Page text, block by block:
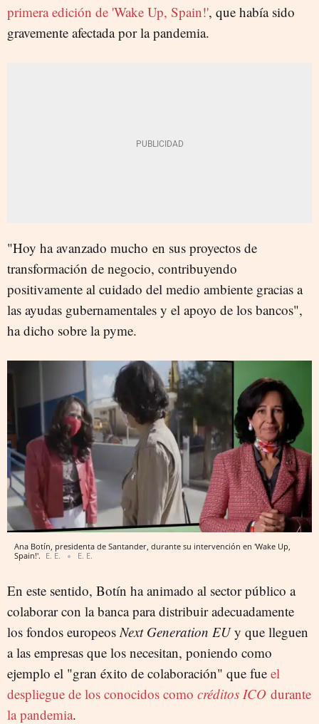
primera edición de 'Wake Up, Spain!', que había sido
gravemente afectada por la pandemia.
"Hoy ha avanzado mucho en sus proyectos de
transformación de negocio, contribuyendo
positivamente al cuidado del medio ambiente gracias a
las ayudas gubernamentales y el apoyo de los bancos",
ha dicho sobre la pyme.
Ana Botín, presidenta de Santander, durante su intervención en 'Wake Up,
Spain!'. E. E. E. E.
En este sentido, Botín ha animado al sector público a
colaborar con la banca para distribuir adecuadamente
los fondos europeos Next Generation EUy que lleguen
a las empresas que los necesitan, poniendo como
ejemplo el "gran éxito de colaboración" que fue el
despliegue de los conocidos como créditos ICO durante
la pandemia.